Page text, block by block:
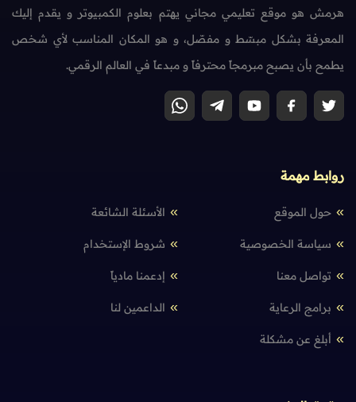
هرمش هو موقع تعليمي مجاني يهتم بعلوم الكمبيوتر و يقدم إليك
المعرفة بشكل مبسّط و مفصّل، و هو المكان المناسب لأي شخص
يطمح بأن يصبح مبرمجاً محترفاً و مبدعاً في العالم الرقمي.
روابط مهمة
حول الموقع الأسئلة الشائعة
سياسة الخصوصية شروط الإستخدام
تواصل معنا إدعمنا مادياً
برامج الرعاية الداعمين لنا
أبلغ عن مشكلة